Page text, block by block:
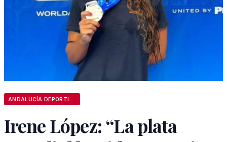
Irene López: “La plata